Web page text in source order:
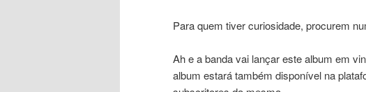
Para quem tiver curiosidade, procurem
Ah e a banda vai lançar este album em
album estará também disponível na